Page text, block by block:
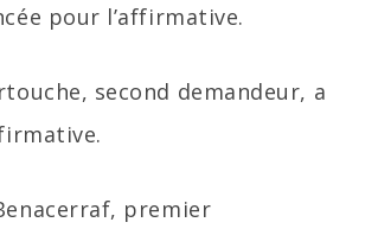
pour l’affirmative.
second demandeur, a
premier